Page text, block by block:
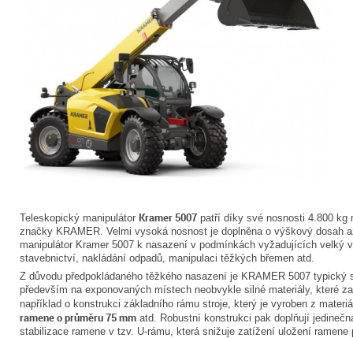
Teleskopický manipulátor Kramer 5007 patří díky své nosnosti 4.800 kg
značky KRAMER. Velmi vysoká nosnost je doplněna o výškový dosah
manipulátor Kramer 5007 k nasazení v podmínkách vyžadujících velký
stavebnictví, nakládání odpadů, manipulaci těžkých břemen atd.
Z důvodu předpokládaného těžkého nasazení je KRAMER 5007
především na exponovaných místech neobvykle silné materiály, které
například o konstrukci základního rámu stroje, který je vyroben z
ramene o průměru 75 mm atd. Robustní konstrukci pak doplňují
stabilizace ramene v tzv. U-rámu, která snižuje zatížení uložení